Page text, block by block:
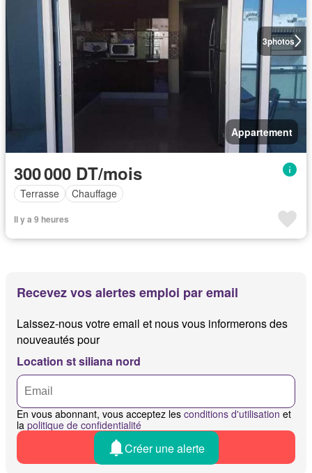
3photos
Appartement
300 000 DT/mois
Terrasse Chauffage
Il y a 9 heures
Recevez vos alertes emploi par email
Laissez-nous votre email et nous vous informerons des
nouveautés pour
Location st siliana nord
En vous abonnant, vous acceptez les conditions d'utilisation et
la politique de confidentialité
Recevoir les alertes
Créer une alerte